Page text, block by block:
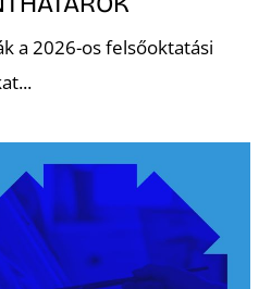
a 2026-os felsőoktatási